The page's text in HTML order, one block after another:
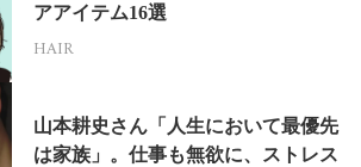
アアイテム16選
HAIR
山本耕史さん「人生において最優先
は家族」。仕事も無欲に、ストレス